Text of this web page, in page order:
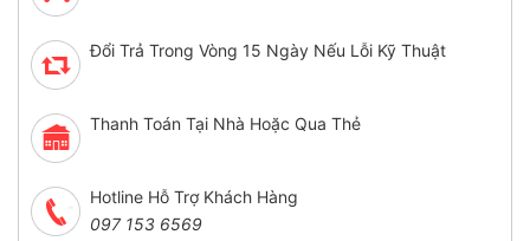
Đổi Trả Trong Vòng 15 Ngày Nếu Lỗi Kỹ Thuật
Thanh Toán Tại Nhà Hoặc Qua Thẻ
Hotline Hỗ Trợ Khách Hàng
097 153 6569